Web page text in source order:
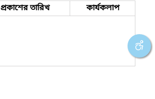
প্রকাশের তারিখ কার্যকলাপ